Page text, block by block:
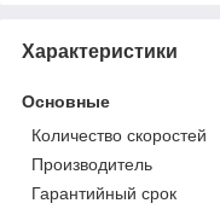
Характеристики
Основные
Количество скоростей
Производитель
Гарантийный срок